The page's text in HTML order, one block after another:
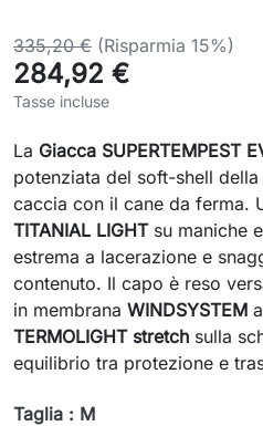
335,20 € (Risparmia 15%)
284,92 €
Tasse incluse
La Giacca SUPERTEMPEST
potenziata del soft-shell della
caccia con il cane da ferma.
TITANIAL LIGHTsu maniche
estrema a lacerazione e
contenuto. Il capo è reso
in membrana WINDSYSTEM
TERMOLIGHT stretch sulla
equilibrio tra protezione e
Taglia : M